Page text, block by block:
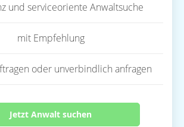
und serviceoriente Anwaltsuche
mit Empfehlung
oder unverbindlich anfragen
Jetzt Anwalt suchen